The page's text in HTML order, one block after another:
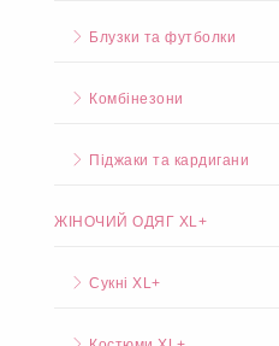
Блузки та футболки
Комбінезони
Піджаки та кардигани
ЖІНОЧИЙ ОДЯГ XL+
Сукні XL+